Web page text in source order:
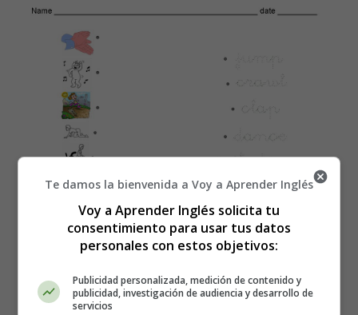
Worksheets Actions
Te damos la bienvenida a Voy a Aprender Inglés
Voy a Aprender Inglés solicita tu
consentimiento para usar tus datos
personales con estos objetivos:
Publicidad personalizada, medición de contenido y
publicidad, investigación de audiencia y desarrollo de
servicios